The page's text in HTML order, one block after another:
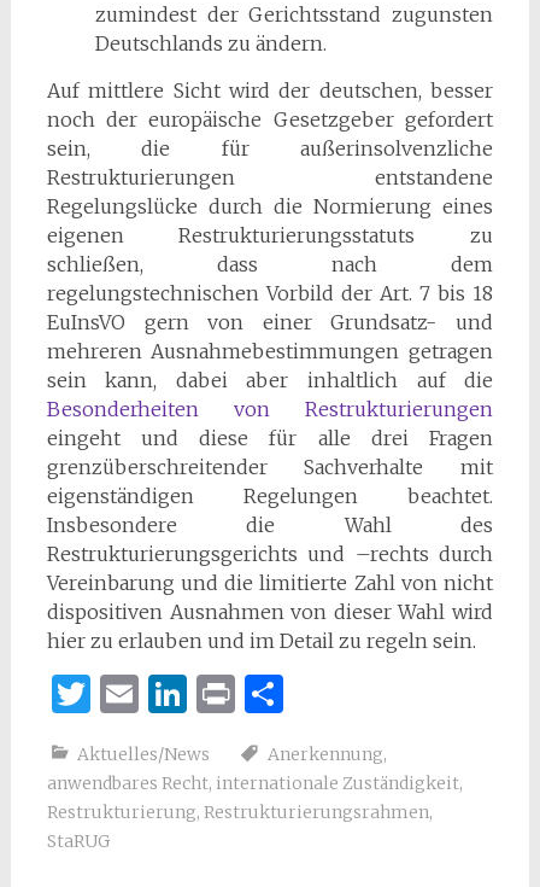
zumindest der Gerichtsstand zugunsten
Deutschlands zu ändern.
Auf mittlere Sicht wird der deutschen, besser
noch der europäische Gesetzgeber gefordert
sein, die für außerinsolvenzliche
Restrukturierungen entstandene
Regelungslücke durch die Normierung eines
eigenen Restrukturierungsstatuts zu
schließen, dass nach dem
regelungstechnischen Vorbild der Art. 7 bis 18
EuInsVO gern von einer Grundsatz- und
mehreren Ausnahmebestimmungen getragen
sein kann, dabei aber inhaltlich auf die
Besonderheiten von Restrukturierungen
eingeht und diese für alle drei Fragen
grenzüberschreitender Sachverhalte mit
eigenständigen Regelungen beachtet.
Insbesondere die Wahl des
Restrukturierungsgerichts und –rechts durch
Vereinbarung und die limitierte Zahl von nicht
dispositiven Ausnahmen von dieser Wahl wird
hier zu erlauben und im Detail zu regeln sein.
Twitter
Email
LinkedIn
PrintTeilen
Aktuelles/News Anerkennung,
anwendbares Recht, internationale Zuständigkeit,
Restrukturierung, Restrukturierungsrahmen,
StaRUG